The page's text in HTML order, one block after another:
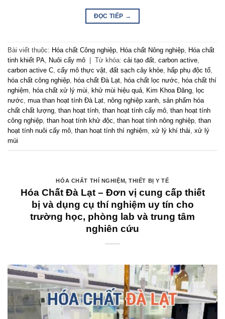
ĐỌC TIẾP →
Bài viết thuộc: Hóa chất Công nghiệp, Hóa chất Nông nghiệp, Hóa chất
tinh khiết PA, Nuôi cấy mô Từ khóa: cải tạo đất, carbon active,
carbon active C, cấy mô thực vật, đất sạch cây khỏe, hấp phụ độc tố,
hóa chất công nghiệp, hóa chất Đà Lạt, hóa chất lọc nước, hóa chất thí
nghiệm, hóa chất xử lý mùi, khử mùi hiệu quả, Kim Khoa Đăng, lọc
nước, mua than hoạt tính Đà Lạt, nông nghiệp xanh, sản phẩm hóa
chất chất lượng, than hoạt tính, than hoạt tính cấy mô, than hoạt tính
công nghiệp, than hoạt tính khử độc, than hoạt tính nông nghiệp, than
hoạt tính nuôi cấy mô, than hoạt tính thí nghiệm, xử lý khí thải, xử lý
mùi
HÓA CHẤT THÍ NGHIỆM,THIẾT BỊ Y TẾ
Hóa Chất Đà Lạt – Đơn vị cung cấp thiết
bị và dụng cụ thí nghiệm uy tín cho
trường học, phòng lab và trung tâm
nghiên cứu